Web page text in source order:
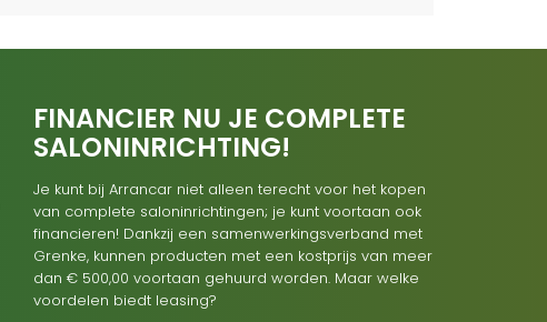
FINANCIER NU JE COMPLETE
SALONINRICHTING!
Je kunt bij Arrancar niet alleen terecht voor het kopen
van complete saloninrichtingen; je kunt voortaan ook
financieren! Dankzij een samenwerkingsverband met
Grenke, kunnen producten met een kostprijs van meer
dan € 500,00 voortaan gehuurd worden. Maar welke
voordelen biedt leasing?